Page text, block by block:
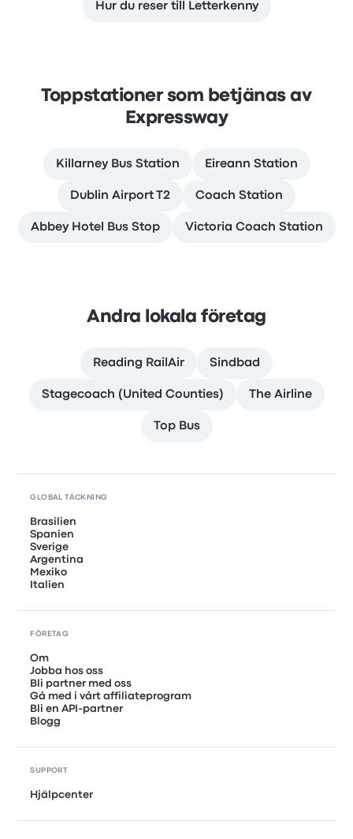
Hur du reser till Letterkenny
Toppstationer som betjänas av
Expressway
Killarney Bus Station Eireann Station
Dublin Airport T2 Coach Station
Abbey Hotel Bus Stop Victoria Coach Station
Andra lokala företag
Reading RailAir Sindbad
Stagecoach (United Counties) The Airline
Top Bus
GLOBAL TÄCKNING
Brasilien
Spanien
Sverige
Argentina
Mexiko
Italien
FÖRETAG
Om
Jobba hos oss
Bli partner med oss
Gå med i vårt affiliateprogram
Bli en API-partner
Blogg
SUPPORT
Hjälpcenter